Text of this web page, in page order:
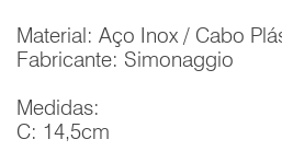
Material: Aço Inox / Cabo
Fabricante: Simonaggio
Medidas:
C: 14,5cm